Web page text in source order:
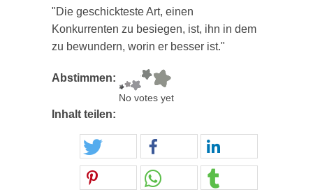
"Die geschickteste Art, einen
Konkurrenten zu besiegen, ist, ihn in dem
zu bewundern, worin er besser ist."
Abstimmen:
No votes yet
Inhalt teilen: